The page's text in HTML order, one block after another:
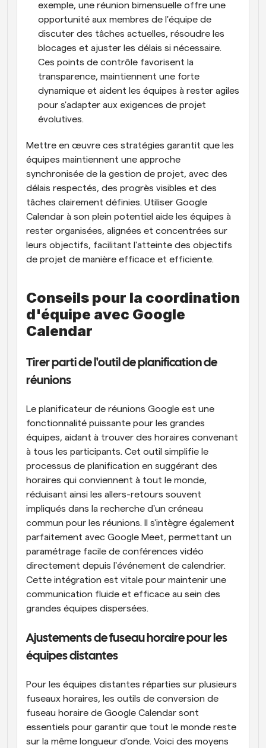
exemple, une réunion bimensuelle offre une
opportunité aux membres de l'équipe de
discuter des tâches actuelles, résoudre les
blocages et ajuster les délais si nécessaire.
Ces points de contrôle favorisent la
transparence, maintiennent une forte
dynamique et aident les équipes à rester agiles
pour s'adapter aux exigences de projet
évolutives.
Mettre en œuvre ces stratégies garantit que les
équipes maintiennent une approche
synchronisée de la gestion de projet, avec des
délais respectés, des progrès visibles et des
tâches clairement définies. Utiliser Google
Calendar à son plein potentiel aide les équipes à
rester organisées, alignées et concentrées sur
leurs objectifs, facilitant l'atteinte des objectifs
de projet de manière efficace et efficiente.
Conseils pour la coordination
d'équipe avec Google
Calendar
Tirer parti de l'outil de planification de
réunions
Le planificateur de réunions Google est une
fonctionnalité puissante pour les grandes
équipes, aidant à trouver des horaires convenant
à tous les participants. Cet outil simplifie le
processus de planification en suggérant des
horaires qui conviennent à tout le monde,
réduisant ainsi les allers-retours souvent
impliqués dans la recherche d'un créneau
commun pour les réunions. Il s'intègre également
parfaitement avec Google Meet, permettant un
paramétrage facile de conférences vidéo
directement depuis l'événement de calendrier.
Cette intégration est vitale pour maintenir une
communication fluide et efficace au sein des
grandes équipes dispersées.
Ajustements de fuseau horaire pour les
équipes distantes
Pour les équipes distantes réparties sur plusieurs
fuseaux horaires, les outils de conversion de
fuseau horaire de Google Calendar sont
essentiels pour garantir que tout le monde reste
sur la même longueur d'onde. Voici des moyens